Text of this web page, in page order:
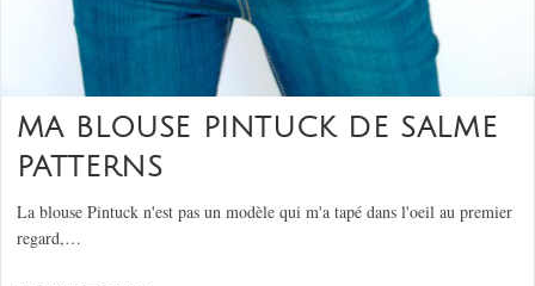
MA BLOUSE PINTUCK DE SALME
PATTERNS
La blouse Pintuck n'est pas un modèle qui m'a tapé dans l'oeil au premier
regard,…